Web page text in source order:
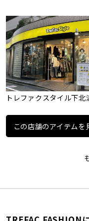
トレファクスタイル下北
この店舗のアイテムを